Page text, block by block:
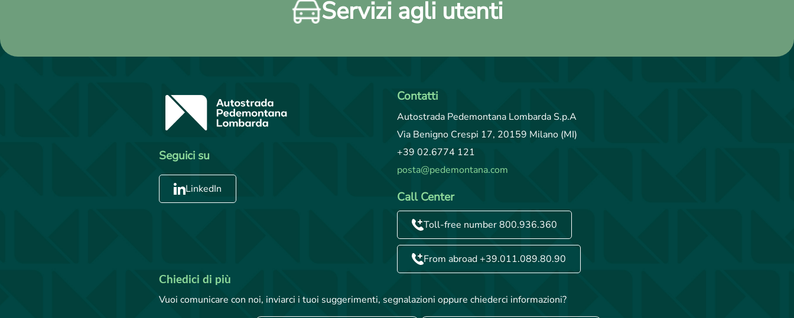
Servizi agli utenti
Seguici su
LinkedIn
Contatti
Autostrada Pedemontana Lombarda S.p.A
Via Benigno Crespi 17, 20159 Milano (MI)
+39 02.6774 121
posta@pedemontana.com
Call Center
Toll-free number 800.936.360
From abroad +39.011.089.80.90
Chiedici di più
Vuoi comunicare con noi, inviarci i tuoi suggerimenti, segnalazioni oppure chiederci informazioni?